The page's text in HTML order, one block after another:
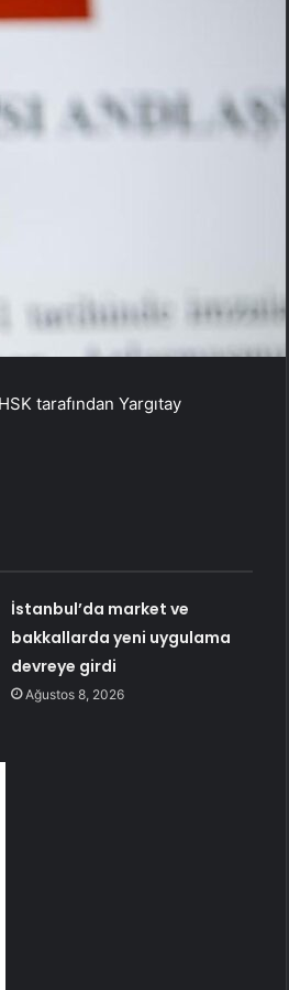
tarafından Yargıtay
İstanbul’da market ve
bakkallarda yeni uygulama
devreye girdi
Ağustos 8, 2026